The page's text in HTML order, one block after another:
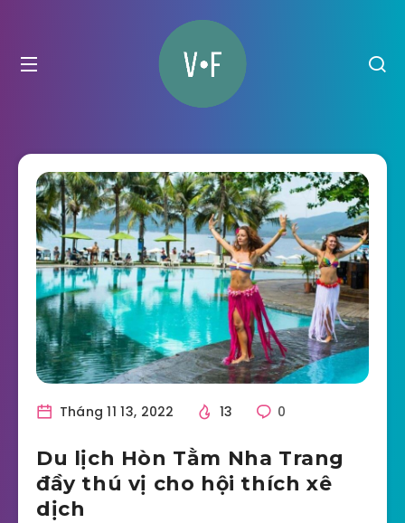
Tháng 11 13, 2022 13 0
Du lịch Hòn Tằm Nha Trang
đầy thú vị cho hội thích xê
dịch